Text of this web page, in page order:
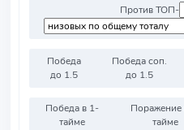
Против ТОП-
Победа
до 1.5
Победа соп.
до 1.5
Победа в 1-
тайме
Поражение
тайме